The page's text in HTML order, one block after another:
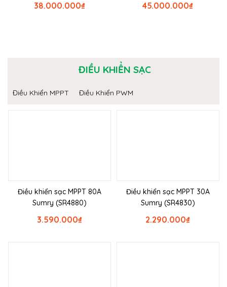
₫
38.000.000 ₫
45.000.000
ĐIỀU KHIỂN SẠC
Điều Khiển MPPT Điều Khiển PWM
Điều khiển sạc MPPT 80A
Sumry (SR4880)
₫
3.590.000
Điều khiển sạc MPPT 30A
Sumry (SR4830)
₫
2.290.000